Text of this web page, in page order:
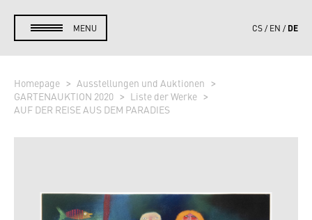
MENU CS EN DE
Homepage
Ausstellungen und Auktionen
GARTENAUKTION 2020
Liste der Werke
AUF DER REISE AUS DEM PARADIES